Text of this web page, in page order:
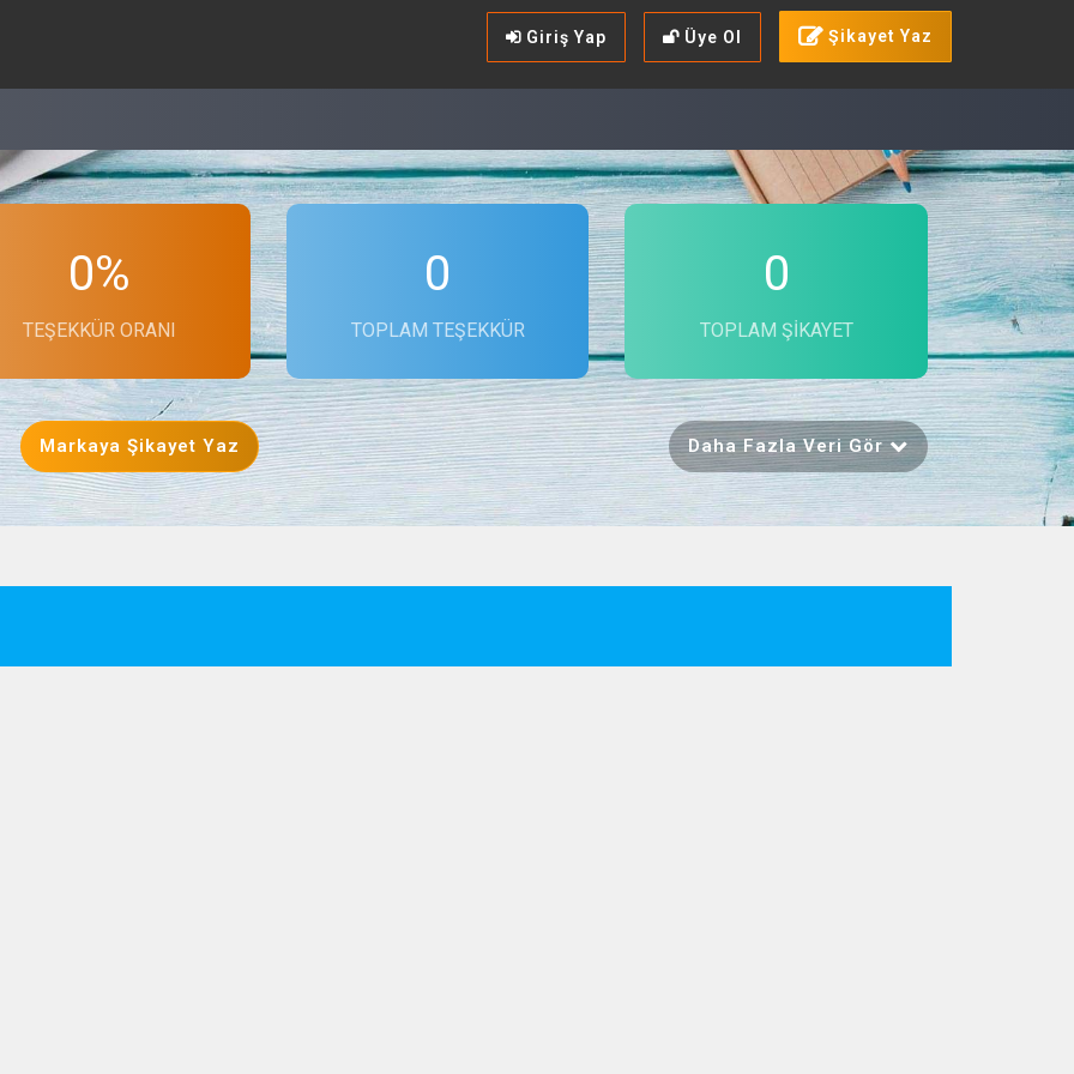
Şikayet Yaz
Üye Ol
Giriş Yap
0%
TEŞEKKÜR ORANI
0
TOPLAM TEŞEKKÜR
0
TOPLAM ŞIKAYET
Markaya Şikayet Yaz Daha Fazla Veri Gör